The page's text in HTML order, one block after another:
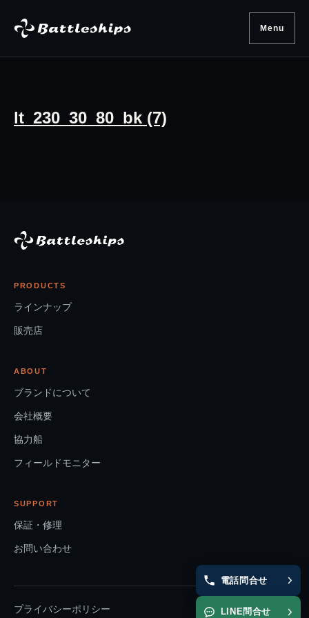
Menu
lt_230_30_80_bk (7)
PRODUCTS
ラインナップ
販売店
ABOUT
ブランドについて
会社概要
協力船
フィールドモニター
SUPPORT
保証・修理
お問い合わせ
プライバシーポリシー
電話問合せ
LINE問合せ